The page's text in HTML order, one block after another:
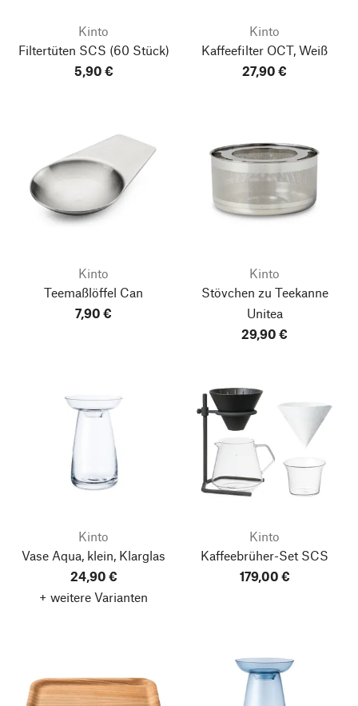
Kinto
Filtertüten SCS (60 Stück)
5,90 €
Kinto
Kaffeefilter OCT, Weiß
27,90 €
Kinto
Teemaßlöffel Can
7,90 €
Kinto
Stövchen zu Teekanne
Unitea
29,90 €
Kinto
Vase Aqua, klein, Klarglas
24,90 €
+ weitere Varianten
Kinto
Kaffeebrüher-Set SCS
179,00 €